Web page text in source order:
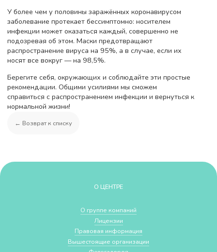
У более чем у половины заражённых коронавирусом
заболевание протекает бессимптомно: носителем
инфекции может оказаться каждый, совершенно не
подозревая об этом. Маски предотвращают
распространение вируса на 95%, а в случае, если их
носят все вокруг — на 98,5%.
Берегите себя, окружающих и соблюдайте эти простые
рекомендации. Общими усилиями мы сможем
справиться с распространением инфекции и вернуться к
нормальной жизни!
← Возврат к списку
О ЦЕНТРЕ
О группе компаний
Лицензии
Правовая информация
Вышестоящие организации